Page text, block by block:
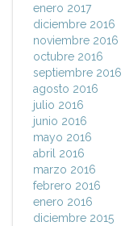
enero 2017
diciembre 2016
noviembre 2016
octubre 2016
septiembre 2016
agosto 2016
julio 2016
junio 2016
mayo 2016
abril 2016
marzo 2016
febrero 2016
enero 2016
diciembre 2015